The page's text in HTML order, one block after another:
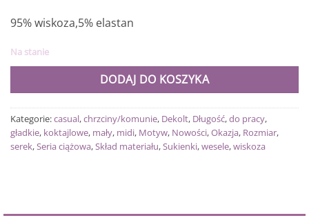
95% wiskoza,5% elastan
Na stanie
DODAJ DO KOSZYKA
Kategorie:casual,chrzciny/komunie, Dekolt, Długość,do pracy,
gładkie, koktajlowe, mały, midi, Motyw, Nowości,Okazja, Rozmiar,
serek,Seria ciążowa,Skład materiału,Sukienki,wesele,wiskoza